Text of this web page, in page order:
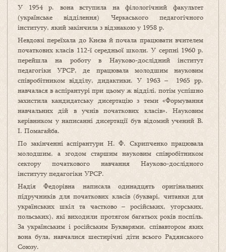
У 1954 р. вона вступила на філологічний факультет
(українське відділення) Черкаського педагогічного
інституту, який закінчила з відзнакою у 1958 р.
Невдовзі переїхала до Києва й почала працювати вчителем
початкових класів 112-ї середньої школи. У серпні 1960 р.
перейшла на роботу в Науково-дослідний інститут
педагогіки УРСР, де працювала молодшим науковим
співробітником відділу, дидактики. У 1963 – 1965 рр.
навчалася в аспірантурі при цьому ж відділі, потім успішно
захистила кандидатську дисертацію з теми «Формування
навчальних дій в учнів початкових класів». Науковим
керівником у написанні дисертації був відомий учений В.
І. Помагайба.
По закінченні аспірантури Н. Ф. Скрипченко працювала
молодшим, а згодом старшим науковим співробітником
сектору початкового навчання Науково-дослідного
інституту педагогіки УРСР.
Надія Федорівна написала одинадцять оригінальних
підручників для початкових класів (букварі, читанки для
українських шкіл та частково – російських, угорських,
польських), які виходили протягом багатьох років поспіль.
За українським і російським Букварями, співавтором яких
вона була, навчалися шестирічні діти всього Радянського
Союзу.